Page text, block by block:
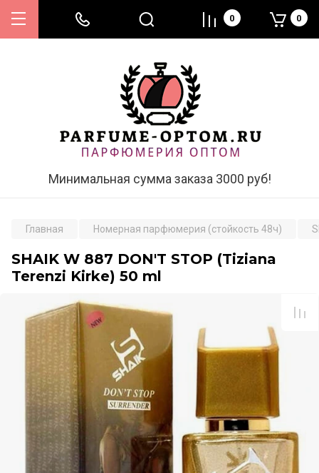
Минимальная сумма заказа 3000 руб!
0 0
Главная Номерная парфюмерия (стойкость 48ч)
SHAIK W 887 DON'T STOP (Tiziana
Terenzi Kirke) 50 ml